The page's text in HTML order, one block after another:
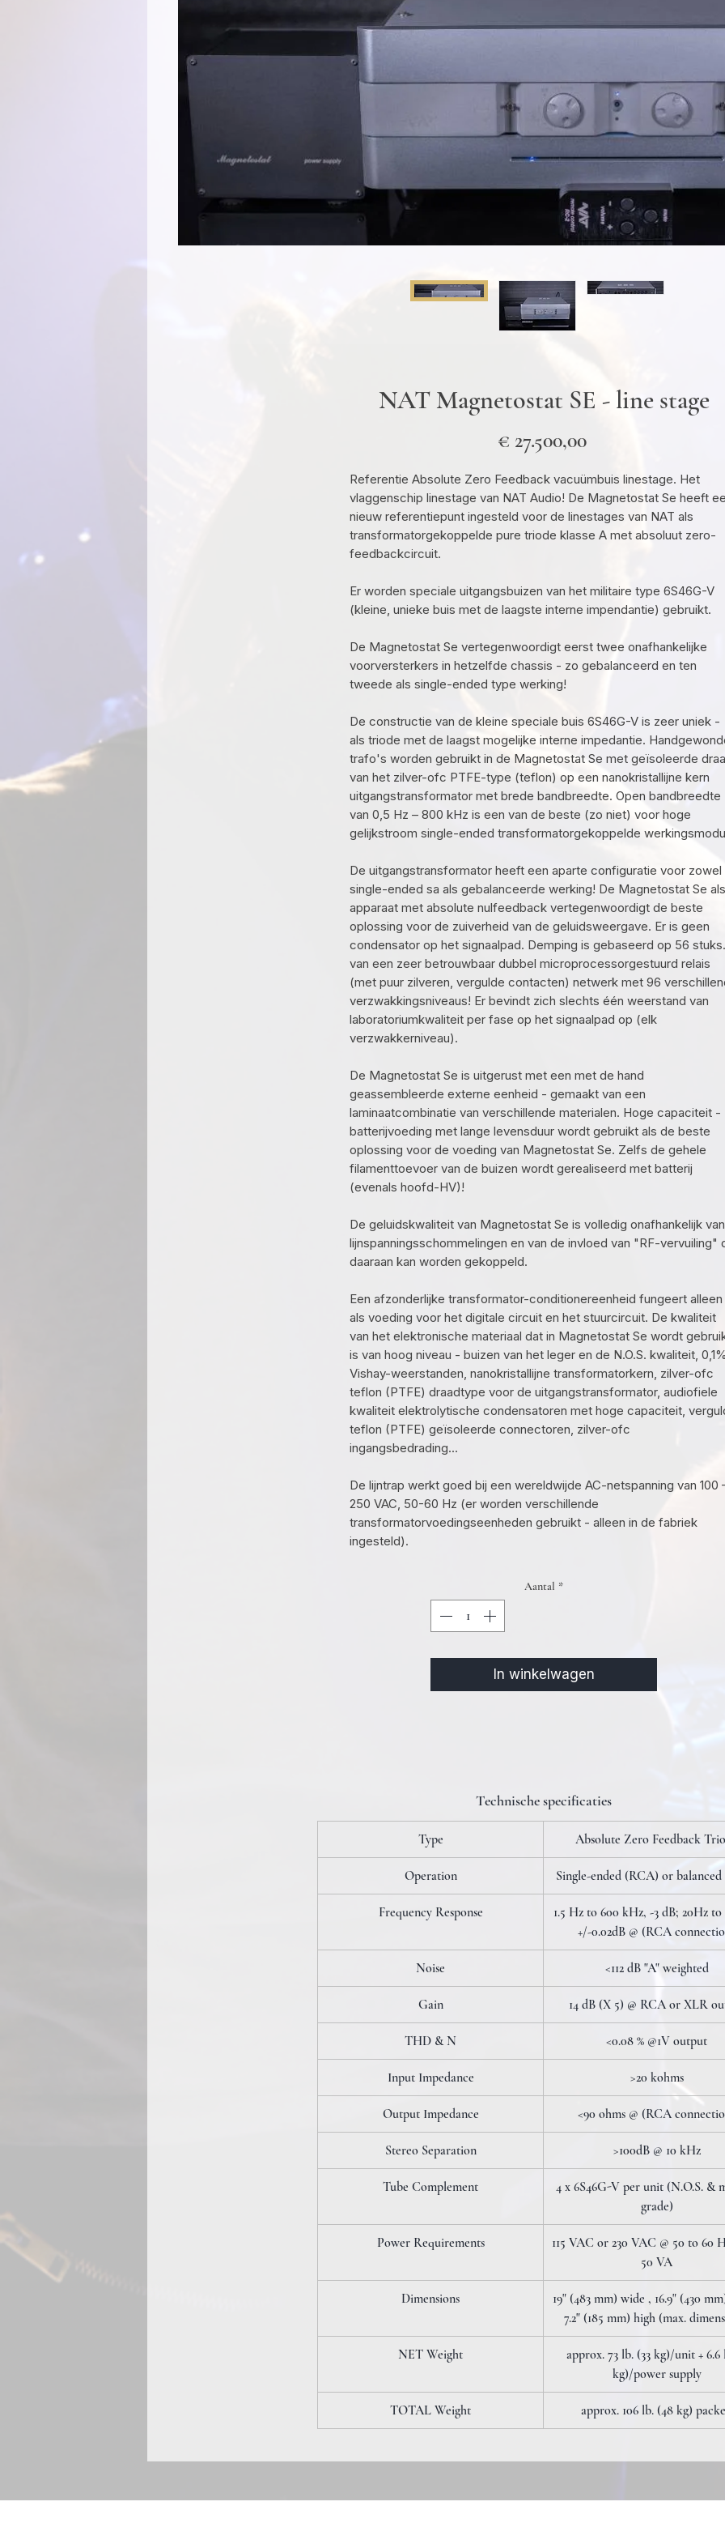
NAT Magnetostat SE - line stage
€ 27.500,00Prijs
Referentie Absolute Zero Feedback vacuümbuis linestage. Het
vlaggenschip linestage van NAT Audio! De Magnetostat Se heeft
nieuw referentiepunt ingesteld voor de linestages van NAT als
transformatorgekoppelde pure triode klasse A met absoluut zero-
feedbackcircuit.
Er worden speciale uitgangsbuizen van het militaire type 6S46G-V
(kleine, unieke buis met de laagste interne impendantie) gebruikt.
De Magnetostat Se vertegenwoordigt eerst twee onafhankelijke
voorversterkers in hetzelfde chassis - zo gebalanceerd en ten
tweede als single-ended type werking!
De constructie van de kleine speciale buis 6S46G-V is zeer uniek -
als triode met de laagst mogelijke interne impedantie.
trafo's worden gebruikt in de Magnetostat Se met geïsoleerde
van het zilver-ofc PTFE-type (teflon) op een nanokristallijne kern
uitgangstransformator met brede bandbreedte. Open bandbreedte
van 0,5 Hz – 800 kHz is een van de beste (zo niet) voor hoge
gelijkstroom single-ended transformatorgekoppelde
De uitgangstransformator heeft een aparte configuratie voor zowel
single-ended sa als gebalanceerde werking! De Magnetostat Se als
apparaat met absolute nulfeedback vertegenwoordigt de beste
oplossing voor de zuiverheid van de geluidsweergave. Er is geen
condensator op het signaalpad. Demping is gebaseerd op 56 stuks.
van een zeer betrouwbaar dubbel microprocessorgestuurd relais
(met puur zilveren, vergulde contacten) netwerk met 96
verzwakkingsniveaus! Er bevindt zich slechts één weerstand van
laboratoriumkwaliteit per fase op het signaalpad op (elk
verzwakkerniveau).
De Magnetostat Se is uitgerust met een met de hand
geassembleerde externe eenheid - gemaakt van een
laminaatcombinatie van verschillende materialen. Hoge capaciteit -
batterijvoeding met lange levensduur wordt gebruikt als de beste
oplossing voor de voeding van Magnetostat Se. Zelfs de gehele
filamenttoevoer van de buizen wordt gerealiseerd met batterij
(evenals hoofd-HV)!
De geluidskwaliteit van Magnetostat Se is volledig onafhankelijk van
lijnspanningsschommelingen en van de invloed van "RF-vervuiling"
daaraan kan worden gekoppeld.
Een afzonderlijke transformator-conditionereenheid fungeert alleen
als voeding voor het digitale circuit en het stuurcircuit. De kwaliteit
van het elektronische materiaal dat in Magnetostat Se wordt
is van hoog niveau - buizen van het leger en de N.O.S. kwaliteit,
Vishay-weerstanden, nanokristallijne transformatorkern, zilver-ofc
teflon (PTFE) draadtype voor de uitgangstransformator, audiofiele
kwaliteit elektrolytische condensatoren met hoge capaciteit,
teflon (PTFE) geïsoleerde connectoren, zilver-ofc
ingangsbedrading...
De lijntrap werkt goed bij een wereldwijde AC-netspanning van 100
250 VAC, 50-60 Hz (er worden verschillende
transformatorvoedingseenheden gebruikt - alleen in de fabriek
ingesteld).
Aantal *
In winkelwagen
Technische specificaties
Type Absolute Zero Feedback
Operation Single-ended (RCA) or
Frequency Response
1.5 Hz to 600 kHz, -3 dB; 20Hz
+/-0.02dB @ (RCA
Noise <112 dB "A" weighted
Gain 14 dB (X 5) @ RCA or XLR
THD & N <0.08 % @1V output
Input Impedance >20 kohms
Output Impedance <90 ohms @ (RCA
Stereo Separation >100dB @ 10 kHz
Tube Complement
4 x 6S46G-V per unit (N.O.S. &
grade)
Power Requirements
115 VAC or 230 VAC @ 50 to 60
50 VA
Dimensions
19" (483 mm) wide , 16.9" (430
7.2" (185 mm) high (max.
NET Weight
approx. 73 lb. (33 kg)/unit + 6.6
kg)/power supply
TOTAL Weight approx. 106 lb. (48 kg)